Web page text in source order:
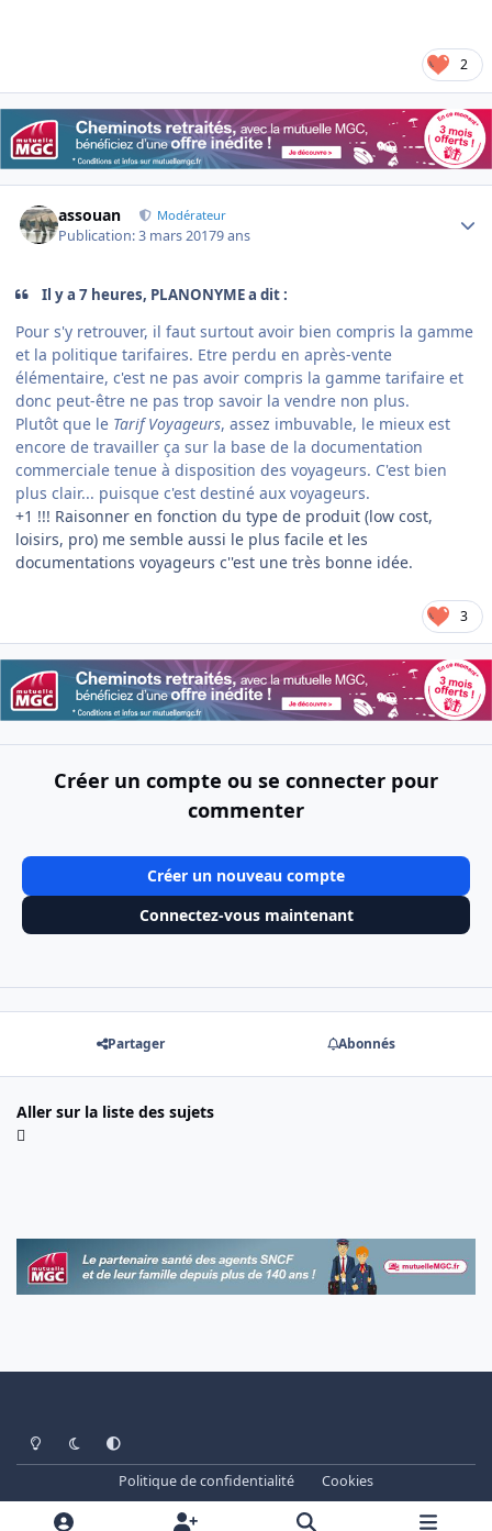
2
assouan Modérateur
Publication:3 mars 20179 ans
Il y a 7 heures, PLANONYME a dit :
Pour s'y retrouver, il faut surtout avoir bien compris la gamme
et la politique tarifaires. Etre perdu en après-vente
élémentaire, c'est ne pas avoir compris la gamme tarifaire et
donc peut-être ne pas trop savoir la vendre non plus.
Plutôt que le Tarif Voyageurs, assez imbuvable, le mieux est
encore de travailler ça sur la base de la documentation
commerciale tenue à disposition des voyageurs. C'est bien
plus clair... puisque c'est destiné aux voyageurs.
+1 !!! Raisonner en fonction du type de produit (low cost,
loisirs, pro) me semble aussi le plus facile et les
documentations voyageurs c''est une très bonne idée.
3
Créer un compte ou se connecter pour
commenter
Créer un nouveau compte
Connectez-vous maintenant
Partager Abonnés
Aller sur la liste des sujets
Light ModeDark ModeSystem Preference
Politique de confidentialité
Cookies
www.cheminots.net - Forum Libre depuis 2003